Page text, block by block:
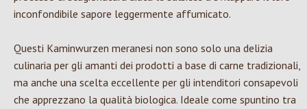
inconfondibile sapore leggermente affumicato.
Questi Kaminwurzen meranesi non sono solo una delizia
culinaria per gli amanti dei prodotti a base di carne tradizionali,
ma anche una scelta eccellente per gli intenditori consapevoli
che apprezzano la qualità biologica. Ideale come spuntino tra